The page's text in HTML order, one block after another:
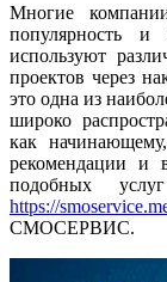
Многие
популярность
используют
проектов через
это одна из
широко
как
рекомендации и
подобных
https://
СМОСЕРВИС.